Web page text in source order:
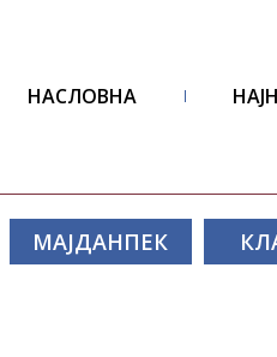
НАСЛОВНА
МАЈДАНПЕК